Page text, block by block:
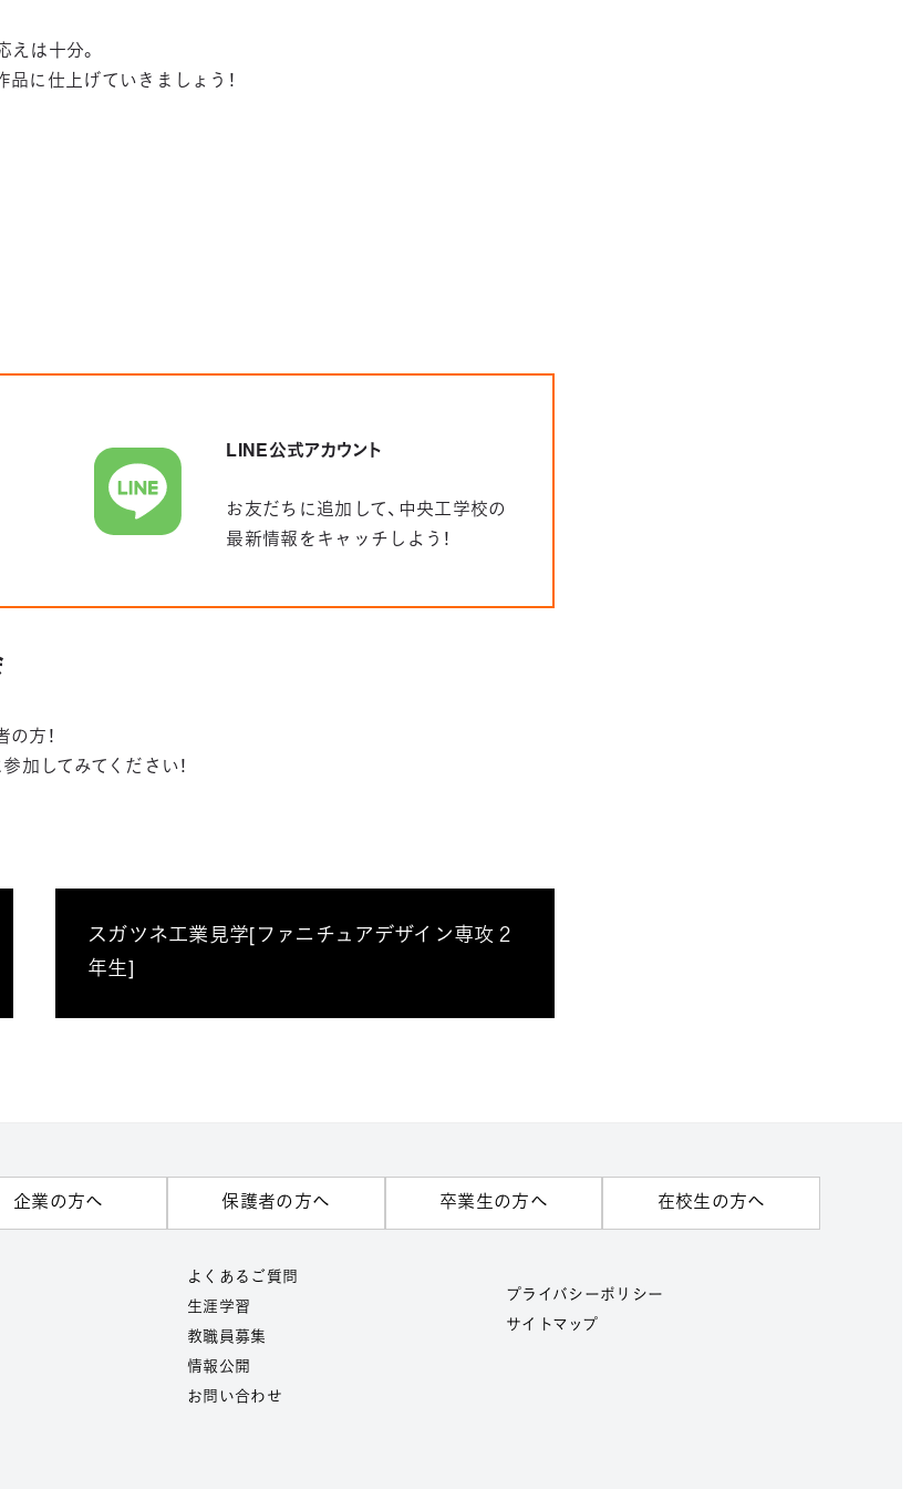
は十分。
に仕上げていきましょう！
LINE公式アカウント
お友だちに追加して、中央工学校の
最新情報をキャッチしよう！
方！
加してみてください！
スガツネ工業見学[ファニチュアデザイン専攻２
年生]
企業の方へ 保護者の方へ 卒業生の方へ 在校生の方へ
よくあるご質問
生涯学習
教職員募集
情報公開
お問い合わせ
プライバシーポリシー
サイトマップ